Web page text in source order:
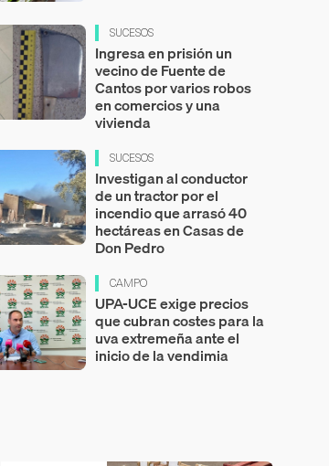
SUCESOS
Ingresa en prisión un
vecino de Fuente de
Cantos por varios robos
en comercios y una
vivienda
SUCESOS
Investigan al conductor
de un tractor por el
incendio que arrasó 40
hectáreas en Casas de
Don Pedro
CAMPO
UPA-UCE exige precios
que cubran costes para la
uva extremeña ante el
inicio de la vendimia